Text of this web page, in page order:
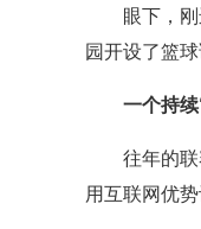
眼下，
园开设了篮
一个持
往年的
用互联网优